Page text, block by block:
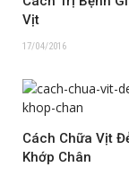
Vịt
17/04/2016
Cách Chữa Vịt
Khớp Chân